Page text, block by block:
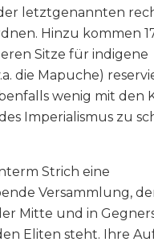
letztgenannten
Hinzu kommen
Sitze für indigene
die Mapuche)
wenig mit den
Imperialismus zu
Strich eine
Versammlung,
Mitte und in
Eliten steht. Ihre